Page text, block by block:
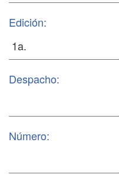
Edición:
Despacho:
Número: